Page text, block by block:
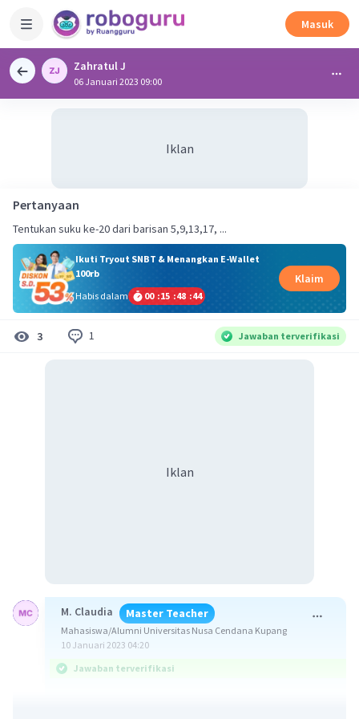
Masuk
Zahratul J
06 Januari 2023 09:00
Iklan
Pertanyaan
Tentukan suku ke-20 dari barisan 5,9,13,17, ...
Ikuti Tryout SNBT & Menangkan E-Wallet
100rb
Habis dalam
00 :15 :48 :44
Klaim
3 1 Jawaban terverifikasi
Iklan
M. Claudia Master Teacher
Mahasiswa/Alumni Universitas Nusa Cendana Kupang
10 Januari 2023 04:20
Jawaban terverifikasi